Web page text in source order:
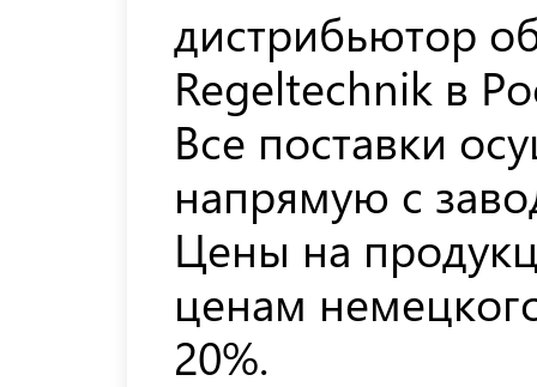
дистрибьютор
Regeltechnik в
Все поставки
напрямую с
Цены на
ценам
20%.